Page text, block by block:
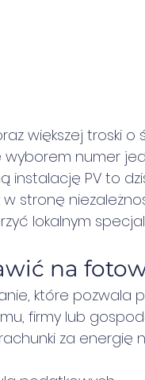
większej troski o
wyborem numer
instalację PV to
stronę
lokalnym
na
które pozwala
firmy lub
za energię